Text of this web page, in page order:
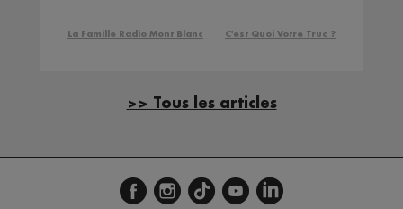
La Famille Radio Mont Blanc C'est Quoi Votre Truc ?
>> Tous les articles